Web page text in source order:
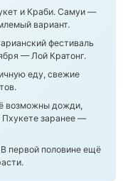
и Краби. Самуи —
вариант.
фестиваль
— Лой Кратонг.
еду, свежие
возможны дожди,
Пхукете заранее —
первой половине ещё